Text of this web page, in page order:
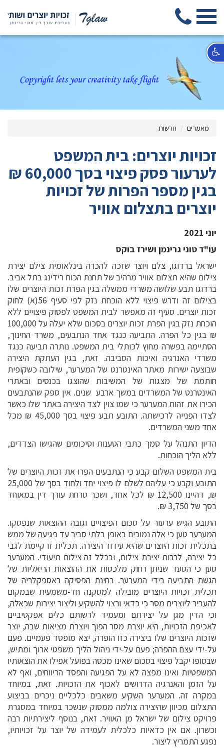
מאמרים חדשות
זכויות יוצרים: בית המשפט
לערעור פסק פיצוי בסך 60,000 ₪
בגין מספר הפרות של זכויות
יוצרים בתצלום אוויר
יוני 2021
עו"ד טוני גרינמן ושירז בוקס
ישראל ברדוגו, צלם ויוצר שזכה להכרה בינלאומית צילם יצירת
צילום שהיא תצלום אוויר מרהיב של תחנת הכוח רידינג בתל אביב.
ברדוגו תבע שלושה משרדי ממשלה בגין הפרת זכות היוצרים שלו
בצילום זה ודרש פיצוי ללא הוכחת נזק לפי סעיף 56(א) לחוק
זכות יוצרים. סעיף זה מאפשר לבית המשפט לפסוק פיצויים ללא
הוכחת נזק בגין הפרת זכות יוצרים בסכום שלא יעלה על 100,000
₪ בגין כל הפרה. התביעה כנגד אחד הנתבעים, משרד החינוך,
הסתיימה בפשרה מחוץ לכותלי בית המשפט. נותרה תביעה כנגד
משרדי האנרגיה ואיכות הסביבה. זאת, בגין העתקת היצירה
שבוצעה ישירות מאתר האינטרנט של המערער, שילובה כשקופית
חותמת של מצגות של המשיבות שהוצגו בכנסים ובאתרי
האינטרנט של המשרדים במשך ארבע שנים. אין ספק שהנתבעים
הכירו את זהות המערער כי שמו צוין לצד היצירה באתר שלו כאשר
לצדו הפנייה לרכישתה. התובע תבע פיצוי בסך 45,000 ₪ מכל
אחד משני המשרדים.
הדיון התנהל על סמך כתבי הטענות וסיכומים שהגישו הצדדים,
ללא הליך הוכחות.
בית המשפט השלום קבע כי הנתבעים הפרו את זכות היוצרים של
התובע וקבע כי עליהם לשלם לו פיצוי יחד ולחוד בסך של 25,000
₪, דהיינו 12,500 ₪ לכל אחד, ושכר טרחת עורך דין במאוחד
בסך של 3,750 ₪.
התובע הגיש ערעור על סכום הפיצויים וגובה ההוצאות שנפסקו.
המערער טען כי אלה נמוכים באופן בלתי סביר עד פגיעה של ממש
בתכלית זכות היוצרים שהיא עידוד היצירה. תכלית זו קיימת לגבי
כל יצירה, לרבות יצירת צילום, ובכלל זה צילום תיעודי. המערער
טען כי הסעד שניתן רחוק מלכסות את ההוצאות הריאליות של
הגשת התביעה בידי המערער. בחינת הפסיקה באספקלריה של
תכלית זכויות היוצרים מובילה למסקנה חד-משמעית שבמקום
להעביר ליוצרים מסר כי כדאי ורצוי להשקיע וליצור יצירות שכאלה,
וכי הדין מגן על יצירתם ומעמיד לרשותם כלים אפקטיביים
לאכיפת הזכויות, היא יוצרת מסר הפוך ויוצרת מציאות שבה, יוצר
שזכות היוצרים שלו ביצירה כזו הופרה, יצא מופסד פעמיים. פעם
על-ידי עצם ההפרה; פעם על-ידי ניהול הליך משפטי ארוך ומתיש,
שבסופו יקבל פיצוי בסכום שאינו מכסה בפועל אפילו את הוצאותיו
המשפטיות ואינו מפצה לא על הפגיעה והפסד הריווחים, ואף לא
על הזמן והאנרגיה הדרושים לאכוף את הזכויות. זאת, במיוחד
במקרה זה. המערער השקיע משאבים כלכליים ניכרים בביצוע
התצלום מכיוון שהיצירה צולמה ממסוק שנשכר במיוחד במסגרת
פרויקט צילום של ישראל מן האוויר. זאת, בנוסף ליצירתיות רבה
וכשרון. אם אין כדאיות כלכלית לעמידה של יוצר על זכויותיו,
נפגע התמריץ ליצור.